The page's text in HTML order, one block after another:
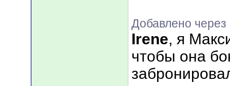
Добавлено через
Irene, я
чтобы она